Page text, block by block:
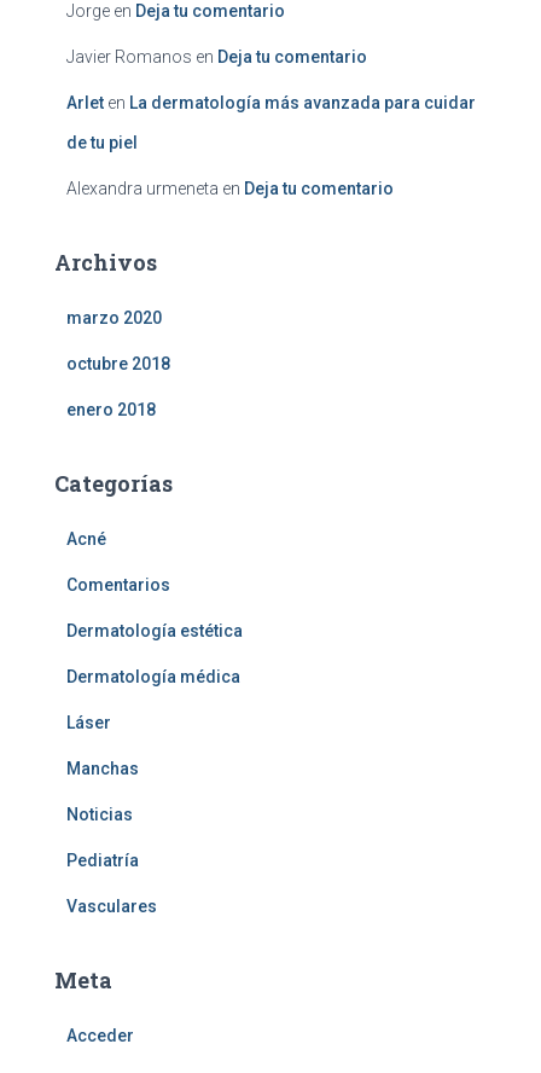
Jorge en Deja tu comentario
Javier Romanos en Deja tu comentario
Arlet en La dermatología más avanzada para cuidar
de tu piel
Alexandra urmeneta en Deja tu comentario
Archivos
marzo 2020
octubre 2018
enero 2018
Categorías
Acné
Comentarios
Dermatología estética
Dermatología médica
Láser
Manchas
Noticias
Pediatría
Vasculares
Meta
Acceder